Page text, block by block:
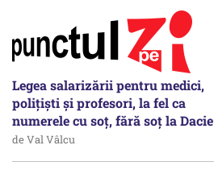
Legea salarizării pentru medici,
polițiști și profesori, la fel ca
numerele cu soț, fără soț la Dacie
de Val Vâlcu